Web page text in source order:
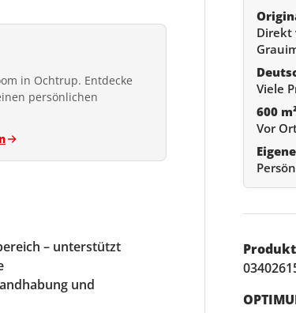
Direkt
Viele
600
Vor
in Ochtrup. Entdecke
persönlichen
– unterstützt
und